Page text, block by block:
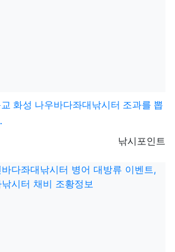
화성 나우바다좌대낚시터 조과를 뽑
등록자
낚시포인트